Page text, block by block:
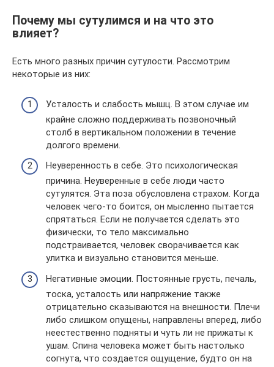
Почему мы сутулимся и на что это
влияет?
Есть много разных причин сутулости. Рассмотрим
некоторые из них:
Усталость и слабость мышц. В этом случае им
крайне сложно поддерживать позвоночный
столб в вертикальном положении в течение
долгого времени.
Неуверенность в себе. Это психологическая
причина. Неуверенные в себе люди часто
сутулятся. Эта поза обусловлена страхом. Когда
человек чего-то боится, он мысленно пытается
спрятаться. Если не получается сделать это
физически, то тело максимально
подстраивается, человек сворачивается как
улитка и визуально становится меньше.
Негативные эмоции. Постоянные грусть, печаль,
тоска, усталость или напряжение также
отрицательно сказываются на внешности. Плечи
либо слишком опущены, направлены вперед, либо
неестественно подняты и чуть ли не прижаты к
ушам. Спина человека может быть настолько
согнута, что создается ощущение, будто он на